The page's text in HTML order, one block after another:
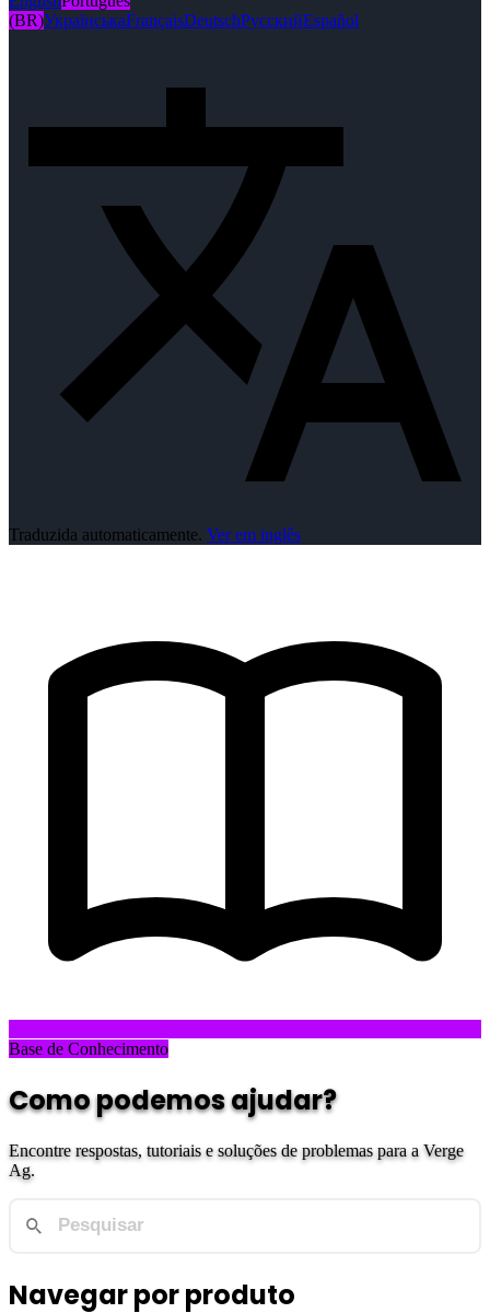
(BR)УкраїнськаFrançaisDeutschРусскийEspañol
Traduzida automaticamente. Ver em inglês
Base de Conhecimento
Como podemos ajudar?
Encontre respostas, tutoriais e soluções de problemas para a Verge
Ag.
Navegar por produto